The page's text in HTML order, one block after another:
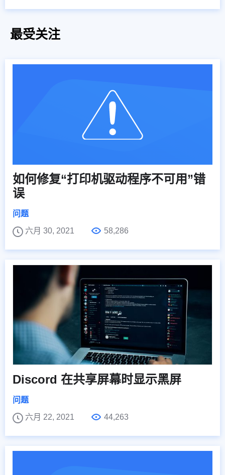
最受关注
如何修复“打印机驱动程序不可用”错
误
问题
六月 30, 2021
58,286
Discord 在共享屏幕时显示黑屏
问题
六月 22, 2021
44,263